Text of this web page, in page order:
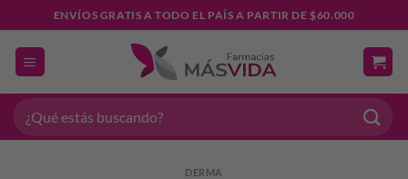
al
contenido
ENVÍOS GRATIS A TODO EL PAÍS A PARTIR DE $60.000
Buscar
por:
DERMA